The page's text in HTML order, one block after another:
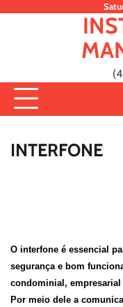
INTERFONE
O interfone é essencial
segurança e bom
condominial, empresarial
Por meio dele a